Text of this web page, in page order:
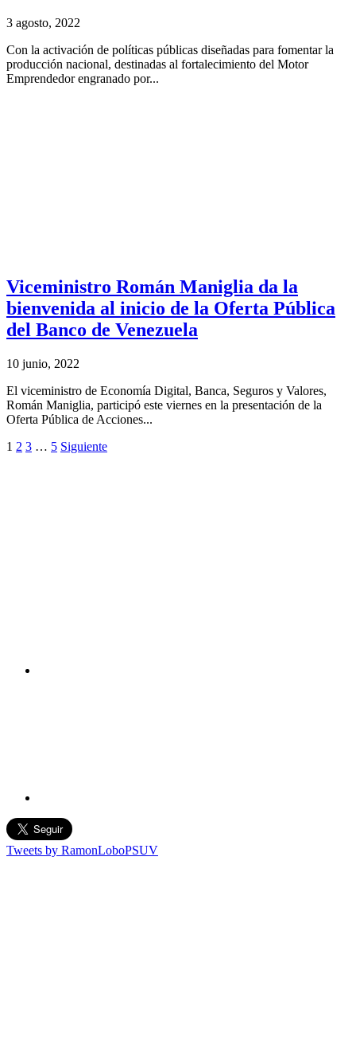
3 agosto, 2022
Con la activación de políticas públicas diseñadas para fomentar la
producción nacional, destinadas al fortalecimiento del Motor
Emprendedor engranado por...
Viceministro Román Maniglia da la
bienvenida al inicio de la Oferta Pública
del Banco de Venezuela
10 junio, 2022
El viceministro de Economía Digital, Banca, Seguros y Valores,
Román Maniglia, participó este viernes en la presentación de la
Oferta Pública de Acciones...
1 2 3 … 5 Siguiente
Tweets by RamonLoboPSUV